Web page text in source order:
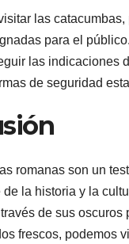
las catacumbas,
para el
las indicaciones
de seguridad
romanas son un
de la historia y la
de sus oscuros
frescos, podemos